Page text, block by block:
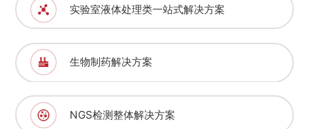
实验室液体处理类一站式解决方案
生物制药解决方案
NGS检测整体解决方案